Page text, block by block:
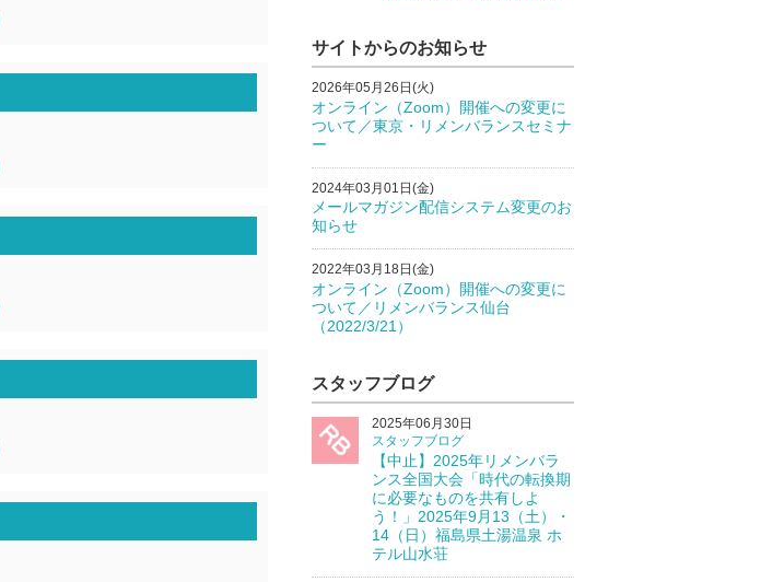
サイトからのお知らせ
2026年05月26日(火)
オンライン（Zoom）開催への変更に
ついて／東京・リメンバランスセミナ
ー
2024年03月01日(金)
メールマガジン配信システム変更のお
知らせ
2022年03月18日(金)
オンライン（Zoom）開催への変更に
ついて／リメンバランス仙台
（2022/3/21）
スタッフブログ
2025年06月30日
スタッフブログ
【中止】2025年リメンバラ
ンス全国大会「時代の転換期
に必要なものを共有しよ
う！」2025年9月13（土）・
14（日）福島県土湯温泉 ホ
テル山水荘